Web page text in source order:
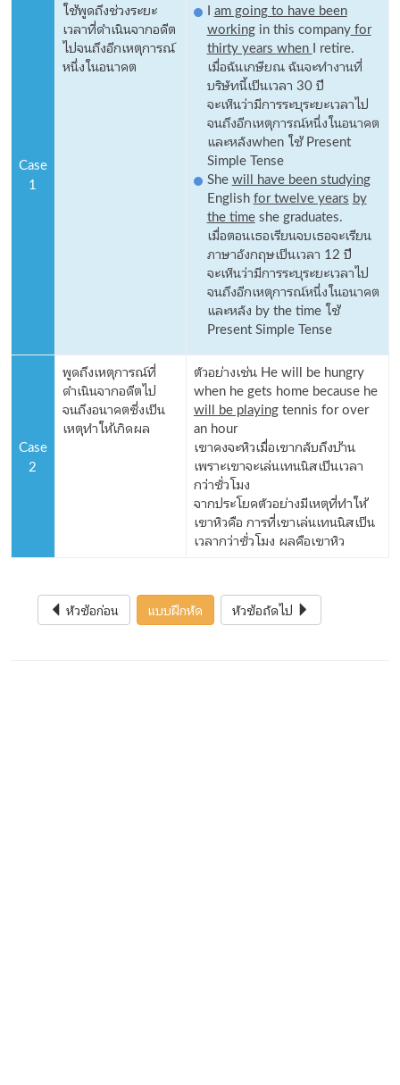
Case
1
ใช้พูดถึงช่วงระยะ
เวลาที่ดำเนินจากอดีต
ไปจนถึงอีกเหตุการณ์
หนึ่งในอนาคต
I am going to have been
workingin this companyfor
thirty years when I retire.
เมื่อฉันเกษียณ ฉันจะทำงานที่
บริษัทนี้เป็นเวลา 30 ปี
จะเห็นว่ามีการระบุระยะเวลาไป
จนถึงอีกเหตุการณ์หนึ่งในอนาคต
และหลังwhen ใช้ Present
Simple Tense
She will have been studying
English for twelve years by
the timeshe graduates.
เมื่อตอนเธอเรียนจบเธอจะเรียน
ภาษาอังกฤษเป็นเวลา 12 ปี
จะเห็นว่ามีการระบุระยะเวลาไป
จนถึงอีกเหตุการณ์หนึ่งในอนาคต
และหลัง by the time ใช้
Present Simple Tense
Case
2
พูดถึงเหตุการณ์ที่
ดำเนินจากอดีตไป
จนถึงอนาคตซึ่งเป็น
เหตุทำให้เกิดผล
ตัวอย่างเช่น He will be hungry
when he gets home because he
will be playingtennis for over
an hour
เขาคงจะหิวเมื่อเขากลับถึงบ้าน
เพราะเขาจะเล่นเทนนิสเป็นเวลา
กว่าชั่วโมง
จากประโยคตัวอย่างมีเหตุที่ทำให้
เขาหิวคือ การที่เขาเล่นเทนนิสเป็น
เวลากว่าชั่วโมง ผลคือเขาหิว
หัวข้อก่อน แบบฝึกหัด หัวข้อถัดไป